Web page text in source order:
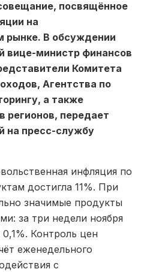
посвящённое
на
рынке. В обсуждении
вице-министр финансов
Комитета
Агентства по
а также
регионов, передает
на пресс-службу
инфляция по
достигла 11%. При
значимые продукты
за три недели ноября
Контроль цен
еженедельного
с